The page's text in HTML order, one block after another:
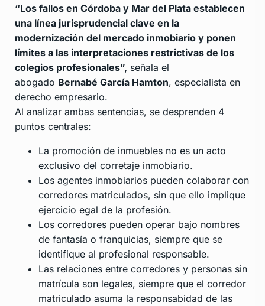
“Los fallos en Córdoba y Mar del Plata establecen
una línea jurisprudencial clave en la
modernización del mercado inmobiario y ponen
límites a las interpretaciones restrictivas de los
colegios profesionales”, señala el
abogado Bernabé García Hamton, especialista en
derecho empresario.
Al analizar ambas sentencias, se desprenden 4
puntos centrales:
La promoción de inmuebles no es un acto
exclusivo del corretaje inmobiario.
Los agentes inmobiarios pueden colaborar con
corredores matriculados, sin que ello implique
ejercicio egal de la profesión.
Los corredores pueden operar bajo nombres
de fantasía o franquicias, siempre que se
identifique al profesional responsable.
Las relaciones entre corredores y personas sin
matrícula son legales, siempre que el corredor
matriculado asuma la responsabidad de las